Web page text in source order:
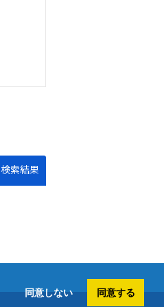
同意しない 同意する
検索結果